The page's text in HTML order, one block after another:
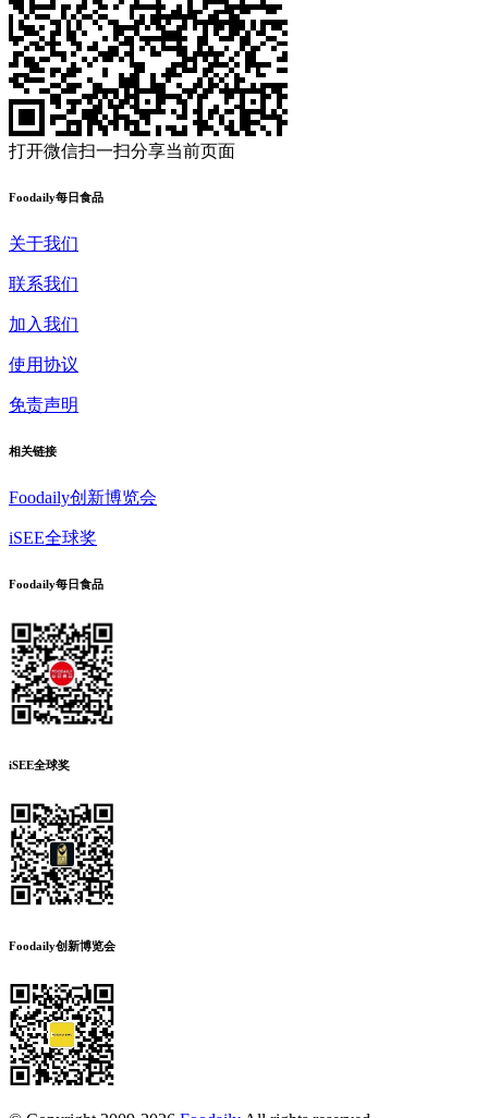
打开微信扫一扫分享当前页面
Foodaily每日食品
关于我们
联系我们
加入我们
使用协议
免责声明
相关链接
Foodaily创新博览会
iSEE全球奖
Foodaily每日食品
iSEE全球奖
Foodaily创新博览会